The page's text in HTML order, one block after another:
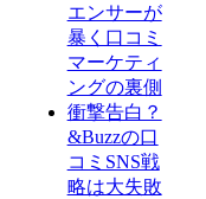
エンサーが
暴く口コミ
マーケティ
ングの裏側
衝撃告白？
&Buzzの口
コミSNS戦
略は大失敗